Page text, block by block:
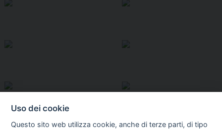
Uso dei cookie
Questo sito web utilizza cookie, anche di terze parti, di tipo